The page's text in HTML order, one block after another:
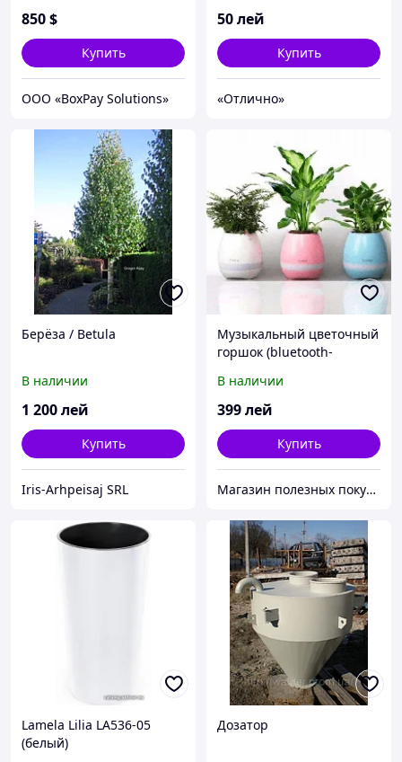
850$
Купить
ООО «BoxPay Solutions»
50лей
Купить
«Отлично»
Берёза / Betula
В наличии
1 200лей
Купить
Iris-Arhpeisaj SRL
Музыкальный цветочный
горшок (bluetooth-
В наличии
399лей
Купить
Магазин полезных покупок "Goodbuy"
Lamela Lilia LA536-05
(белый)
Дозатор